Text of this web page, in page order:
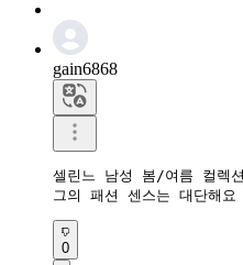
gain6868
셀린느 남성 봄/여름 컬렉
그의 패션 센스는 대단해요
0